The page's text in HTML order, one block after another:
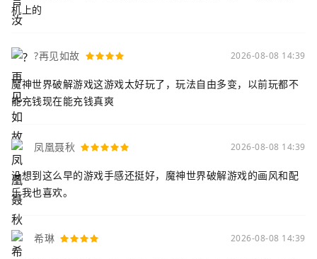
机上的
?再见如故 2026-08-08 14:39
魔神世界破解游戏这游戏太好玩了，玩法自由多变，以前玩都不
能充钱现在能充钱真爽
凤凰聂秋 2026-08-08 14:39
没想到这么早的游戏手感还挺好，魔神世界破解游戏的画风和配
乐我也喜欢。
希琳 2026-08-08 14:39